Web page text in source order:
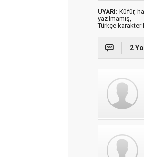
UYARI: Küfür,
yazılmamış,
Türkçe karakter
2